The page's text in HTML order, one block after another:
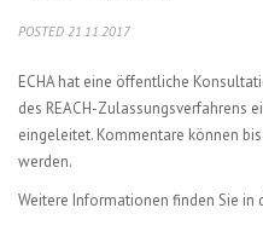
POSTED 21.11.2017
ECHA hat eine öffentliche
des REACH-Zulassungsverfahrens
eingeleitet. Kommentare können
werden.
Weitere Informationen finden Sie in